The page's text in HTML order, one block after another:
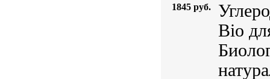
1845 руб.
Bio